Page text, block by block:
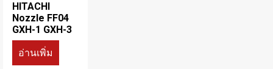
HITACHI
Nozzle FF04
GXH-1 GXH-3
อ่านเพิ่ม